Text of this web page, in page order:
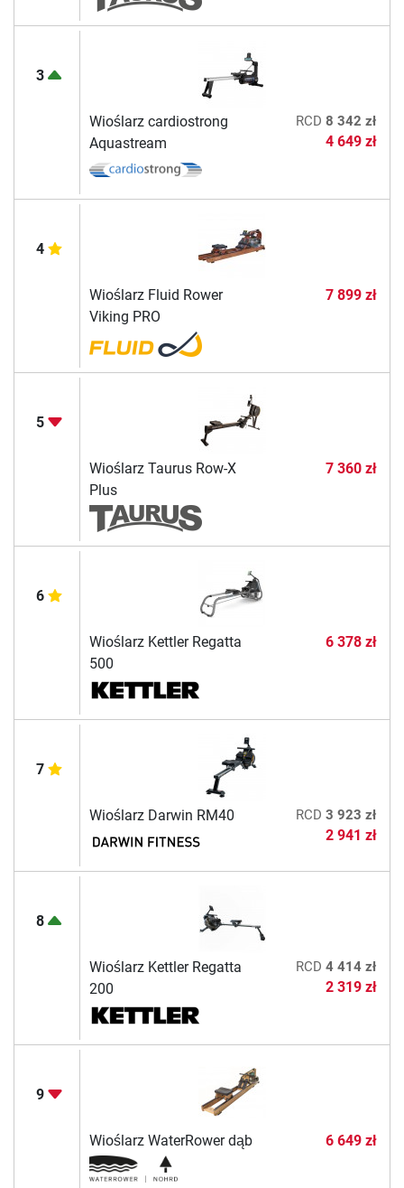
3
Wioślarz cardiostrong
Aquastream
RCD 8 342 zł
4 649 zł
4
Wioślarz Fluid Rower
Viking PRO
7 899 zł
5
Wioślarz Taurus Row-X
Plus
7 360 zł
6
Wioślarz Kettler Regatta
500
6 378 zł
7
Wioślarz Darwin RM40 RCD 3 923 zł
2 941 zł
8
Wioślarz Kettler Regatta
200
RCD 4 414 zł
2 319 zł
9
Wioślarz WaterRower dąb 6 649 zł